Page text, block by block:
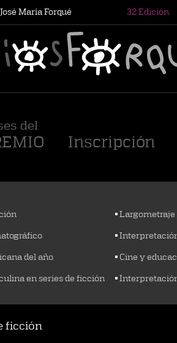
José María Forqué 32 Edición
del
Inscripción
del año Cine y
en series de ficción
ficción